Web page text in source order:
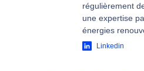
régulièrement
une expertise
énergies
Linkedin